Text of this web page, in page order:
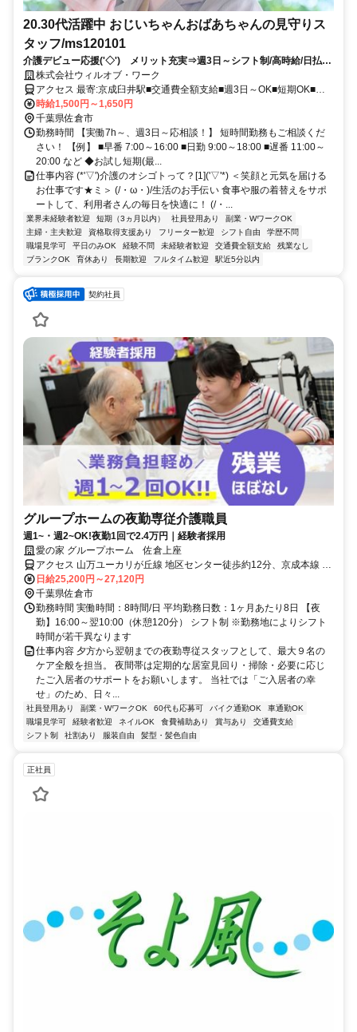
20.30代活躍中 おじいちゃんおばあちゃんの見守りス
タッフ/ms120101
介護デビュー応援('◇')ゞメリット充実⇒週3日～シフト制/高時給/日払い
あり/即日勤務/履歴書不要
株式会社ウィルオブ・ワーク
アクセス 最寄:京成臼井駅■交通費全額支給■週3日～OK■短期OK■履
歴書不要
時給1,500円～1,650円
千葉県佐倉市
勤務時間 【実働7h～、週3日～応相談！】 短時間勤務もご相談くだ
さい！ 【例】 ■早番 7:00～16:00 ■日勤 9:00～18:00 ■遅番 11:00～
20:00 など ◆お試し短期(最...
仕事内容 (*'▽')介護のオシゴトって？[1]('▽'*) ＜笑顔と元気を届ける
お仕事です★ミ＞ (/・ω・)/生活のお手伝い 食事や服の着替えをサポ
ートして、利用者さんの毎日を快適に！ (/・...
業界未経験者歓迎 短期（3ヵ月以内） 社員登用あり
副業・WワークOK
主婦・主夫歓迎
資格取得支援あり フリーター歓迎 シフト自由
学歴不問
職場見学可
平日のみOK 経験不問 未経験者歓迎 交通費全額支給
残業なし
ブランクOK
育休あり 長期歓迎 フルタイム歓迎 駅近5分以内
契約社員
グループホームの夜勤専従介護職員
週1~・週2~OK!夜勤1回で2.4万円｜経験者採用
愛の家 グループホーム 佐倉上座
アクセス 山万ユーカリが丘線 地区センター徒歩約12分、京成本線 ユ
ーカリが丘徒歩約14分、山万ユーカリが丘線 ユーカリが丘徒歩約14
分 ユーカリが丘線「地区センター駅」徒歩14分
日給25,200円～27,120円
千葉県佐倉市
勤務時間 実働時間：8時間/日 平均勤務日数：1ヶ月あたり8日 【夜
勤】16:00～翌10:00（休憩120分） シフト制 ※勤務地によりシフト
時間が若干異なります
仕事内容 夕方から翌朝までの夜勤専従スタッフとして、最大９名の
ケア全般を担当。 夜間帯は定期的な居室見回り・掃除・必要に応じ
たご入居者のサポートをお願いします。 当社では「ご入居者の幸
せ」のため、日々...
社員登用あり 副業・WワークOK 60代も応募可 バイク通勤OK
車通勤OK
職場見学可
経験者歓迎 ネイルOK 食費補助あり 賞与あり
交通費支給
シフト制
社割あり 服装自由 髪型・髪色自由
正社員